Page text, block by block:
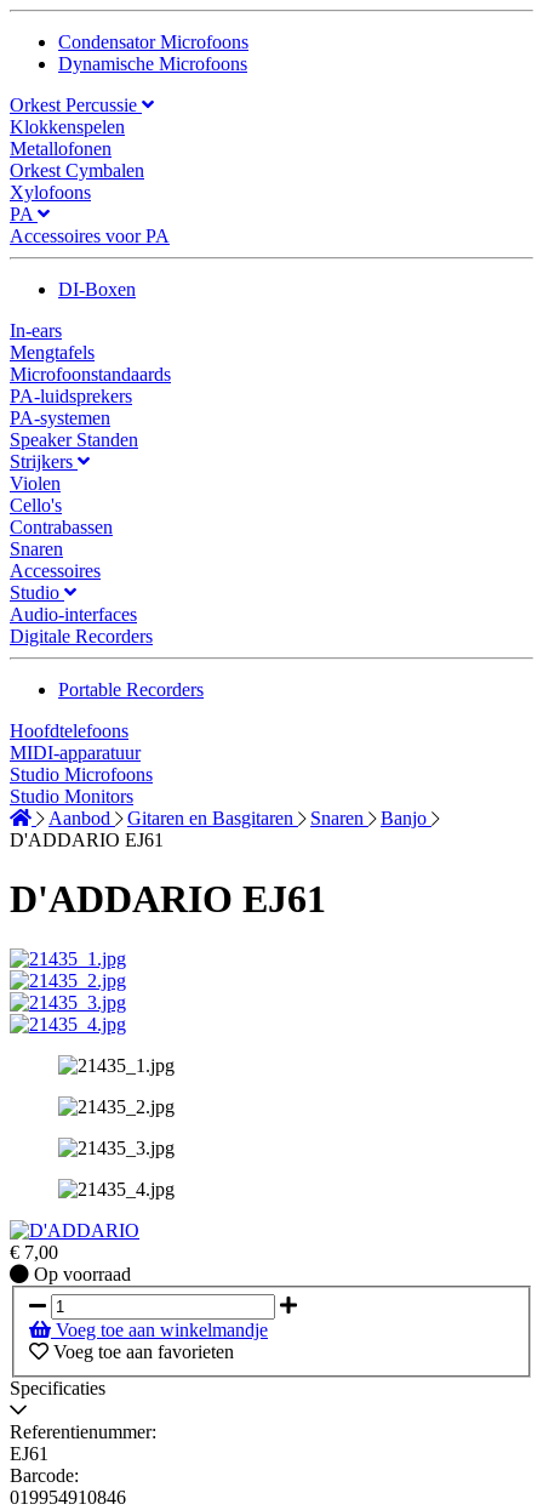
Condensator Microfoons
Dynamische Microfoons
Orkest Percussie
Klokkenspelen
Metallofonen
Orkest Cymbalen
Xylofoons
PA
Accessoires voor PA
DI-Boxen
In-ears
Mengtafels
Microfoonstandaards
PA-luidsprekers
PA-systemen
Speaker Standen
Strijkers
Violen
Cello's
Contrabassen
Snaren
Accessoires
Studio
Audio-interfaces
Digitale Recorders
Portable Recorders
Hoofdtelefoons
MIDI-apparatuur
Studio Microfoons
Studio Monitors
Aanbod
Gitaren en Basgitaren Snaren
Banjo
D'ADDARIO EJ61
D'ADDARIO EJ61
€ 7,00
Op
voorraad
Op voorraad
Voeg toe aan winkelmandje
Voeg toe aan favorieten
Specificaties
Referentienummer:
EJ61
Barcode:
019954910846